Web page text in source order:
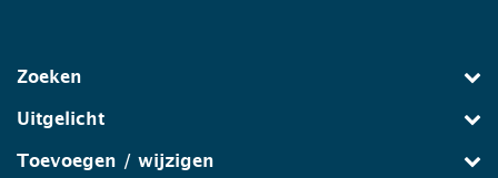
Zoeken
Uitgelicht
Toevoegen / wijzigen